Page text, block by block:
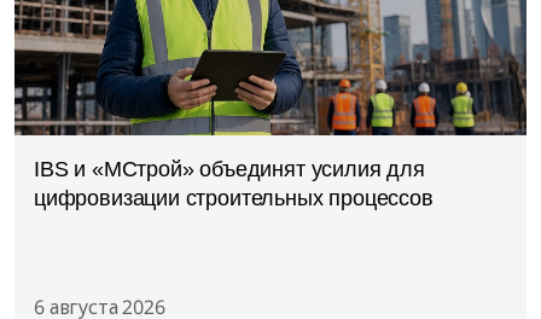
IBS и «МСтрой» объединят усилия для
цифровизации строительных процессов
6 августа 2026